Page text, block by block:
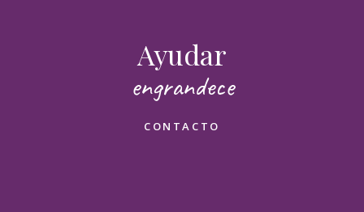
Ayudar
engrandece
CONTACTO